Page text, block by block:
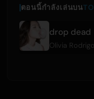
ตอนนี้กำลังเล่นบน
drop dead
Olivia Rodrigo